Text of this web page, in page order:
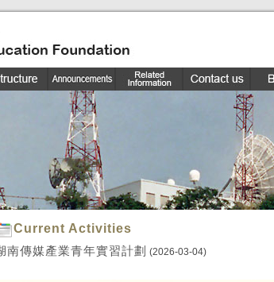
Current Activities
南傳媒產業青年實習計劃 (2026-03-04)